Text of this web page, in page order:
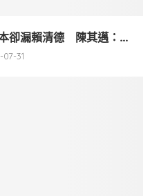
卻漏賴清德 陳其邁：...
31